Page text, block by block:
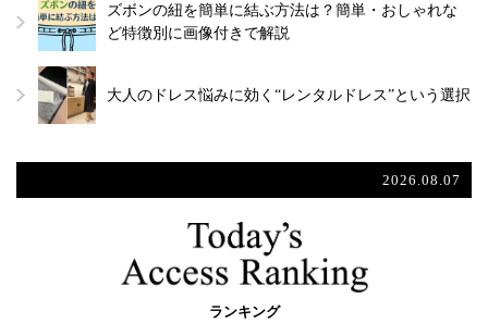
ズボンの紐を簡単に結ぶ方法は？簡単・おしゃれな
ど特徴別に画像付きで解説
大人のドレス悩みに効く“レンタルドレス”という選択
2026.08.07
ランキング